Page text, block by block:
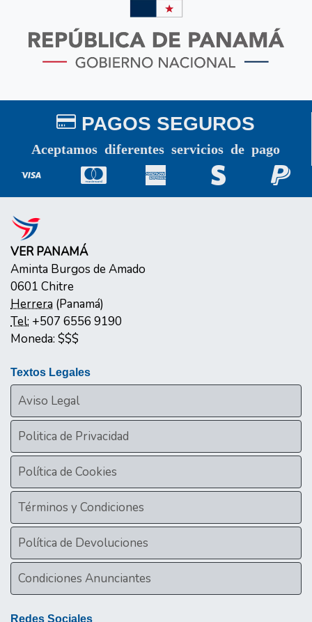
PAGOS SEGUROS
Aceptamos diferentes servicios de pago
VER PANAMÁ
Aminta Burgos de Amado
0601 Chitre
Herrera (Panamá)
Tel: +507 6556 9190
Moneda: $$$
Textos Legales
Aviso Legal
Politica de Privacidad
Política de Cookies
Términos y Condiciones
Política de Devoluciones
Condiciones Anunciantes
Redes Sociales